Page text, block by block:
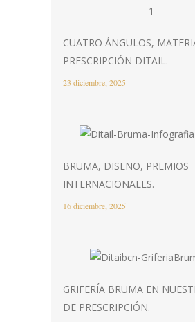
CUATRO ÁNGULOS,
PRESCRIPCIÓN DITAIL.
23 diciembre, 2025
BRUMA, DISEÑO, PREMIOS
INTERNACIONALES.
16 diciembre, 2025
GRIFERÍA BRUMA EN
DE PRESCRIPCIÓN.